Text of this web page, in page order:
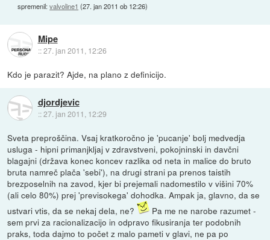
spremenil:valvoline1 (27. jan 2011 ob 12:26)
Mipe
::27. jan 2011, 12:26
Kdo je parazit? Ajde, na plano z definicijo.
djordjevic
::27. jan 2011, 12:29
Sveta preproščina. Vsaj kratkoročno je 'pucanje' bolj medvedja
usluga - hipni primanjkljaj v zdravstveni, pokojninski in davčni
blagajni (država konec koncev razlika od neta in malice do bruto
bruta namreč plača 'sebi'), na drugi strani pa prenos taistih
brezposelnih na zavod, kjer bi prejemali nadomestilo v višini 70%
(ali celo 80%) prej 'previsokega' dohodka. Ampak ja, glavno, da se
ustvari vtis, da se nekaj dela, ne?
Pa me ne narobe razumet -
sem prvi za racionalizacijo in odpravo fikusiranja ter podobnih
praks, toda dajmo to počet z malo pameti v glavi, ne pa po